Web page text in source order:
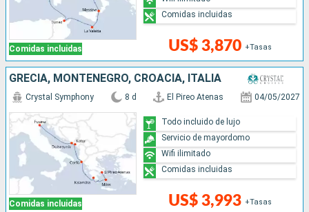
Comidas incluidas US$ 3,870 +Tasas
Comidas incluidas
GRECIA, MONTENEGRO, CROACIA, ITALIA
Comidas incluidas
Crystal Symphony 8 d El Pireo Atenas 04/05/2027
US$ 3,993 +Tasas
Todo incluido de lujo
Servicio de mayordomo
Wifi ilimitado
Comidas incluidas